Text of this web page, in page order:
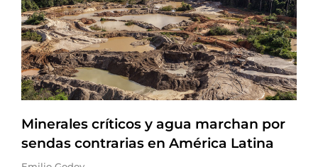
Minerales críticos y agua marchan por
sendas contrarias en América Latina